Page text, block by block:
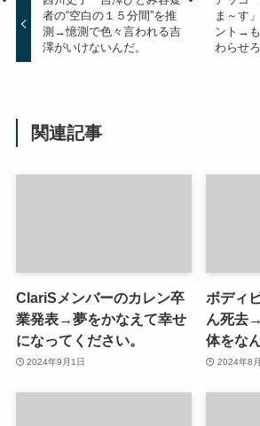
者の“空白の１５分間”を推
測→憶測で色々言われる吉
澤がいけないんだ。
ま～す
ント→
わらせろ
関連記事
ClariSメンバーのカレン卒
業発表→夢をかなえて幸せ
になってください。
2024年9月1日
ボディ
ん死去
体をな
2024年8